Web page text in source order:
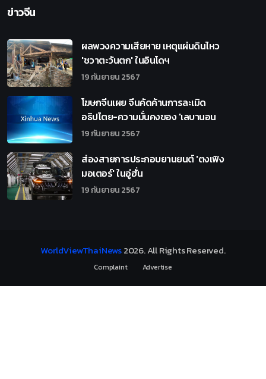
ข่าวจีน
ผลพวงความเสียหาย เหตุแผ่นดินไหว
'ชวาตะวันตก' ในอินโดฯ
19 กันยายน 2567
โฆษกจีนเผย จีนคัดค้านการละเมิด
อธิปไตย-ความมั่นคงของ 'เลบานอน
19 กันยายน 2567
ส่องสายการประกอบยานยนต์ 'ตงเฟิง
มอเตอร์' ในอู่ฮั่น
19 กันยายน 2567
WorldViewThaiNews2026. All Rights Reserved.
Complaint Advertise